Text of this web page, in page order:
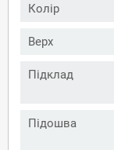
Колір
Верх
Підклад
Підошва